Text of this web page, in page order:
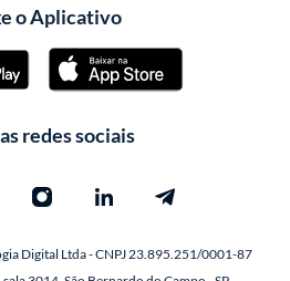
o Aplicativo
redes sociais
Digital Ltda - CNPJ 23.895.251/0001-87